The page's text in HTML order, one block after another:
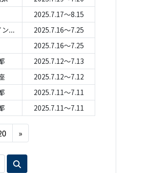
2025.7.17～8.15
ン...
2025.7.16～7.25
2025.7.16～7.25
2025.7.12～7.13
2025.7.12～7.12
2025.7.11～7.11
2025.7.11～7.11
»